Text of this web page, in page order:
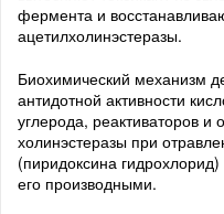
фермента и
ацетилхолинэстеразы.
Биохимический механизм
антидотной активности
углерода, реактиваторов и
холинэстеразы при
(пиридоксина
его производными.